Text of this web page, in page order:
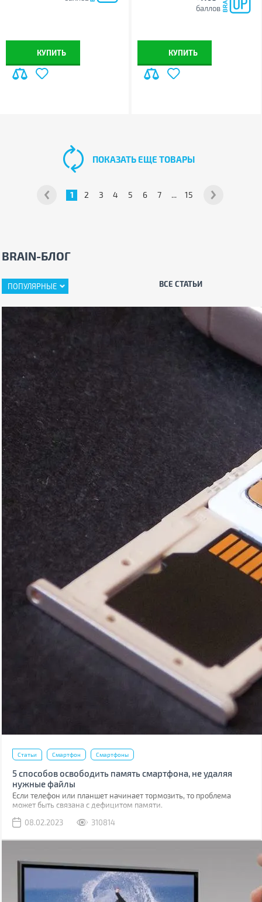
КУПИТЬ
баллов
КУПИТЬ
1 2 3 4 5 6 7 ... 15
ПОКАЗАТЬ ЕЩЕ ТОВАРЫ
BRAIN-БЛОГ
ПОПУЛЯРНЫЕ ВСЕ СТАТЬИ
Статьи Смартфон Смартфоны
5 способов освободить память смартфона, не удаляя
нужные файлы
Если телефон или планшет начинает тормозить, то проблема
может быть связана с дефицитом памяти.
08.02.2023
310814